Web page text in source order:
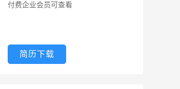
付费企业会员可查看
简历下载